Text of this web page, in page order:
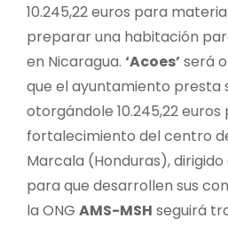
10.245,22 euros para
preparar una habitación
en Nicaragua. ‘Acoes’será
que el ayuntamiento presta
otorgándole 10.245,22 euros
fortalecimiento del centro
Marcala (Honduras),
para que desarrollen sus
la ONG AMS-MSH seguirá